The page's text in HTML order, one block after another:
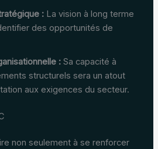
:La vision à long terme
des opportunités de
:Sa capacité à
structurels sera un atout
aux exigences du secteur.
non seulement à se renforcer